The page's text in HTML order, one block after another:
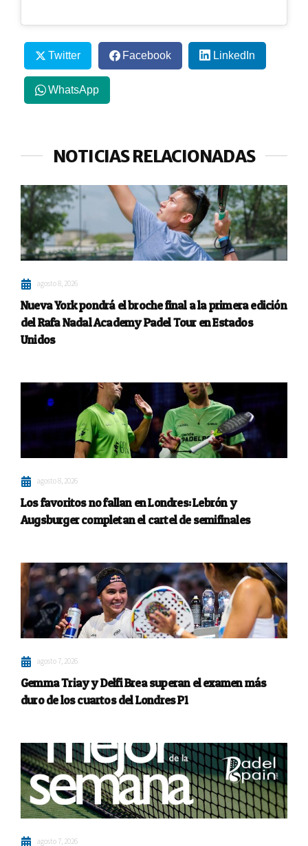
Twitter Facebook LinkedIn
WhatsApp
NOTICIAS RELACIONADAS
agosto 8, 2026
Nueva York pondrá el broche final a la primera edición
del Rafa Nadal Academy Padel Tour en Estados
Unidos
agosto 8, 2026
Los favoritos no fallan en Londres: Lebrón y
Augsburger completan el cartel de semifinales
agosto 7, 2026
Gemma Triay y Delfi Brea superan el examen más
duro de los cuartos del Londres P1
agosto 7, 2026